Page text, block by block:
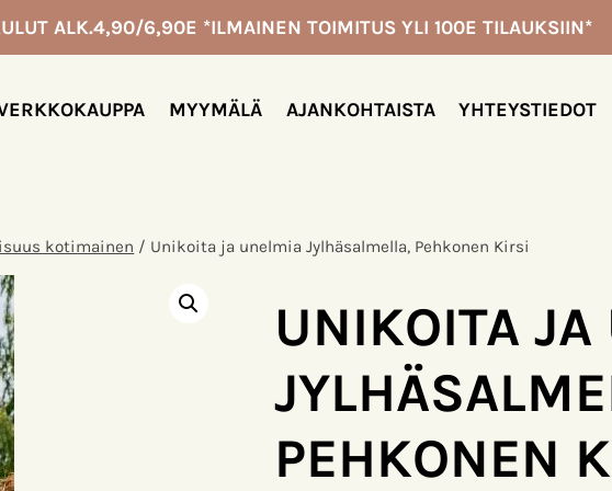
ALK.4,90/6,90E *ILMAINEN TOIMITUS YLI 100E TILAUKSIIN*
MYYMÄLÄ AJANKOHTAISTA YHTEYSTIEDOT
kotimainen / Unikoita ja unelmia Jylhäsalmella, Pehkonen Kirsi
UNIKOITA
PEHKONEN